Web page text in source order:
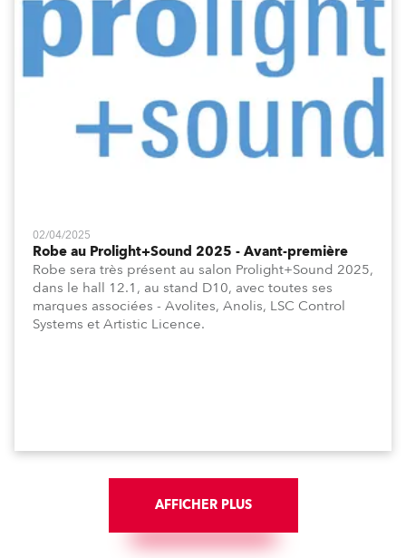
02/04/2025
Robe au Prolight+Sound 2025 - Avant-première
Robe sera très présent au salon Prolight+Sound 2025,
dans le hall 12.1, au stand D10, avec toutes ses
marques associées - Avolites, Anolis, LSC Control
Systems et Artistic Licence.
AFFICHER PLUS